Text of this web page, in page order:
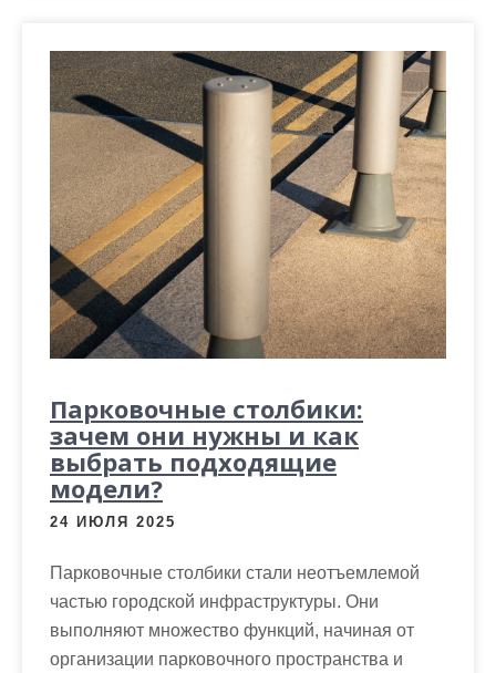
Парковочные столбики:
зачем они нужны и как
выбрать подходящие
модели?
24 ИЮЛЯ 2025
Парковочные столбики стали неотъемлемой
частью городской инфраструктуры. Они
выполняют множество функций, начиная от
организации парковочного пространства и